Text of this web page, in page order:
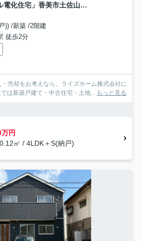
「耐震等級３のオール電化住宅」香美市土佐山田町東本町1号地 新築一戸建て
)) /新築 /2階建
徒歩2分
売却をお考えなら、ライズホーム株式会社に
は新築戸建て・中古住宅・土地... もっと見る
円
㎡ / 4LDK＋S(納戸)